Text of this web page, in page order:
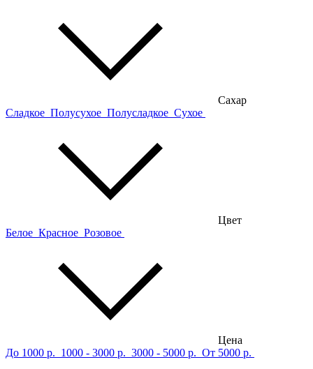
Сахар
Сладкое Полусухое Полусладкое Сухое
Цвет
Белое Красное Розовое
Цена
До 1000 р. 1000 - 3000 р. 3000 - 5000 р. От 5000 р.